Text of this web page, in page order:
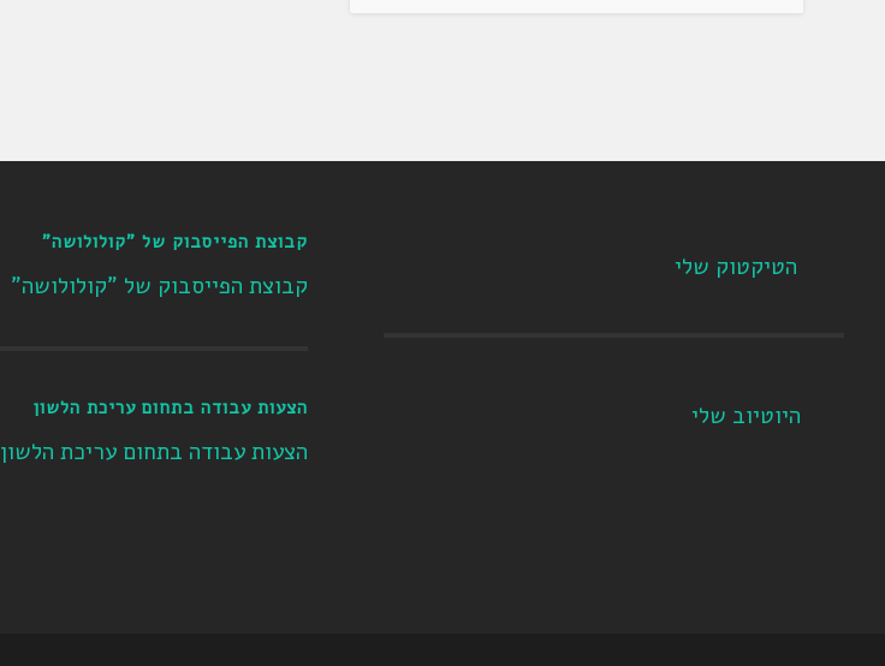
הטיקטוק שלי
היוטיוב שלי
קבוצת הפייסבוק של "קולולושה"
קבוצת הפייסבוק של "קולולושה"
הצעות עבודה בתחום עריכת הלשון
הצעות עבודה בתחום עריכת הלשון